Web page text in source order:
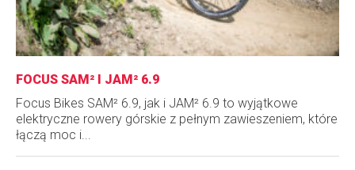
FOCUS SAM² I JAM² 6.9
Focus Bikes SAM² 6.9, jak i JAM² 6.9 to wyjątkowe
elektryczne rowery górskie z pełnym zawieszeniem, które
łączą moc i...